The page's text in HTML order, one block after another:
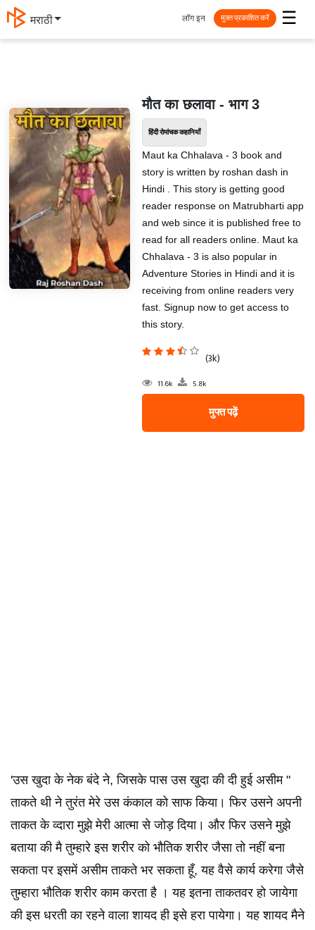
मराठी ☰
लॉग इन मुक्त प्रकाशित करें
मौत का छलावा - भाग 3
हिंदी रोमांचक कहानियाँ
Maut ka Chhalava - 3 book and
story is written by roshan dash in
Hindi . This story is getting good
reader response on Matrubharti app
and web since it is published free to
read for all readers online. Maut ka
Chhalava - 3 is also popular in
Adventure Stories in Hindi and it is
receiving from online readers very
fast. Signup now to get access to
this story.
(3k)
11.6k 5.8k
मुफ्त पढ़ें
'उस खुदा के नेक बंदे ने, जिसके पास उस खुदा की दी हुई असीम "
ताकते थी ने तुरंत मेरे उस कंकाल को साफ किया। फिर उसने अपनी
ताकत के व्दारा मुझे मेरी आत्मा से जोड़ दिया। और फिर उसने मुझे
बताया की मै तुम्हारे इस शरीर को भौतिक शरीर जैसा तो नहीं बना
सकता पर इसमें असीम ताकते भर सकता हूँ, यह वैसे कार्य करेगा जैसे
तुम्हारा भौतिक शरीर काम करता है । यह इतना ताकतवर हो जायेगा
की इस धरती का रहने वाला शायद ही इसे हरा पायेगा। यह शायद मैने